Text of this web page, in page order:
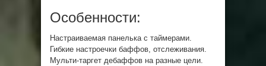
Особенности:
Настраиваемая панелька с таймерами.
Гибкие настроечки баффов, отслеживания.
Мульти-таргет дебаффов на разные цели.